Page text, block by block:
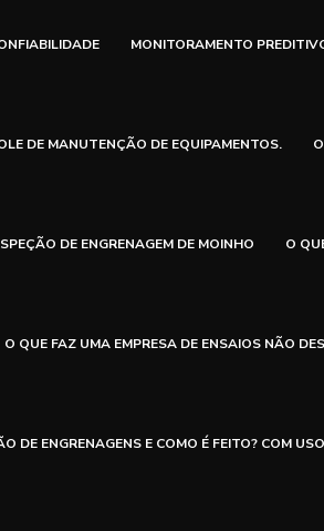
MONITORAMENTO
DE MANUTENÇÃO DE EQUIPAMENTOS.
DE ENGRENAGEM DE MOINHO O
O QUE FAZ UMA EMPRESA DE ENSAIOS NÃO
DE ENGRENAGENS E COMO É FEITO? COM